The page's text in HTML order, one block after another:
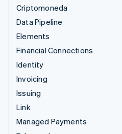
Criptomoneda
Data Pipeline
Elements
Financial Connections
Identity
Invoicing
Issuing
Link
Managed Payments